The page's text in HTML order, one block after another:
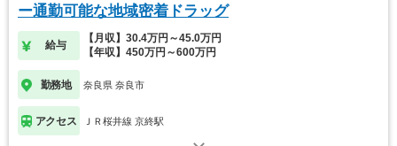
ー通勤可能な地域密着ドラッグ
給与
【月収】30.4万円～45.0万円
【年収】450万円～600万円
勤務地 奈良県 奈良市
アクセス ＪＲ桜井線 京終駅